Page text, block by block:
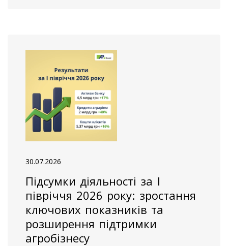
30.07.2026
Підсумки діяльності за І
півріччя 2026 року: зростання
ключових показників та
розширення підтримки
агробізнесу